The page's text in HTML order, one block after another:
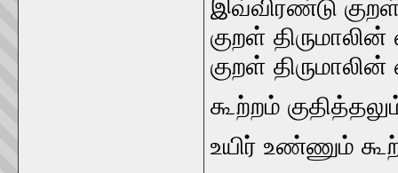
இவ்விரண்டு
குறள்‌
குறள்‌
கூற்றம்‌
உயிர்‌ உண்ணும்‌